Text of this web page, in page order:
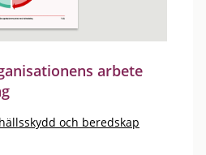
arbete
och beredskap